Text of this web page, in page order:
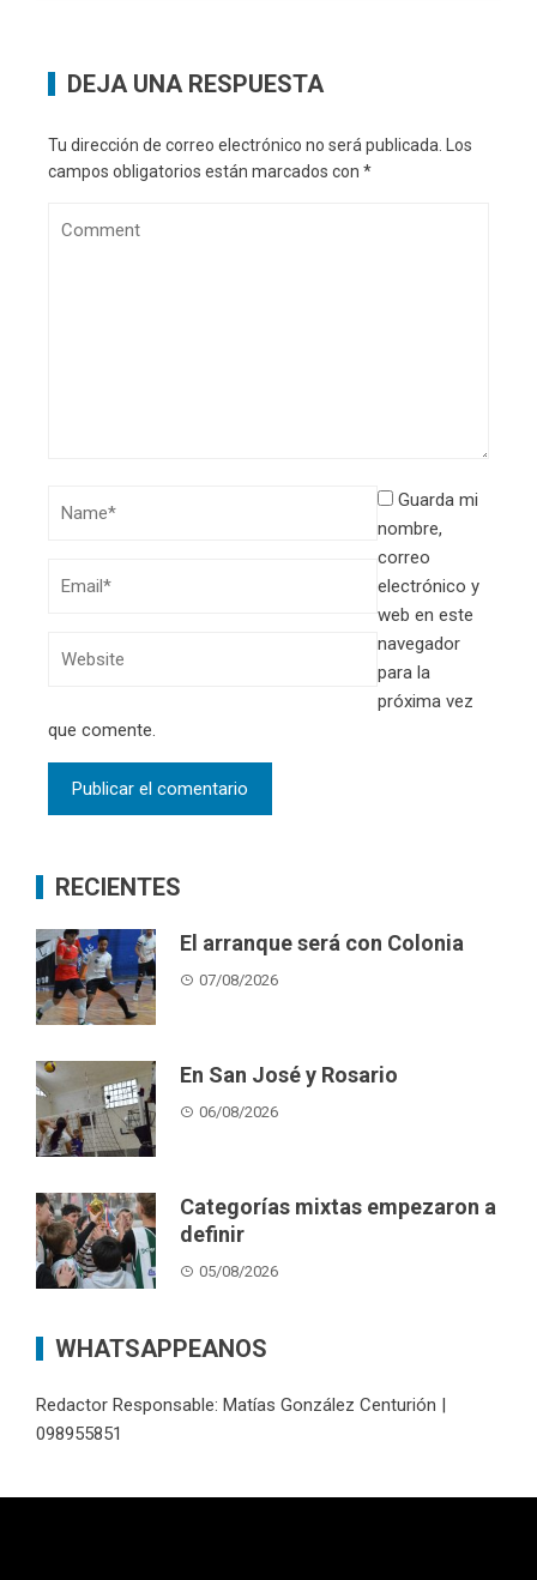
DEJA UNA RESPUESTA
Tu dirección de correo electrónico no será publicada. Los
campos obligatorios están marcados con *
Guarda mi
nombre,
correo
electrónico y
web en este
navegador
para la
próxima vez
que comente.
RECIENTES
El arranque será con Colonia
07/08/2026
En San José y Rosario
06/08/2026
Categorías mixtas empezaron a
definir
05/08/2026
WHATSAPPEANOS
Redactor Responsable: Matías González Centurión |
098955851